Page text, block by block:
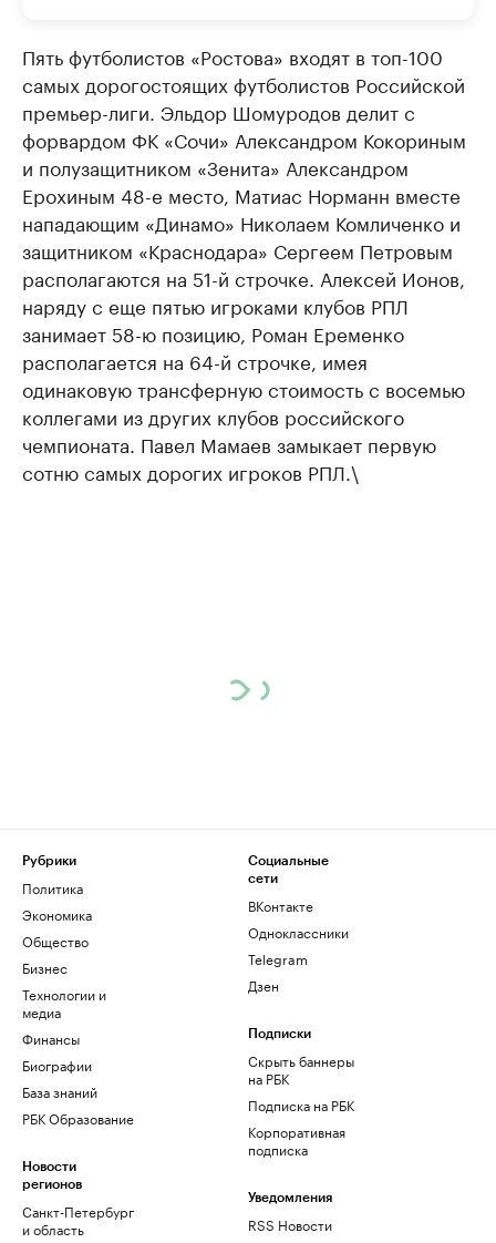
Пять футболистов «Ростова» входят в топ-100
самых дорогостоящих футболистов Российской
премьер-лиги. Эльдор Шомуродов делит с
форвардом ФК «Сочи» Александром Кокориным
и полузащитником «Зенита» Александром
Ерохиным 48-е место, Матиас Норманн вместе
нападающим «Динамо» Николаем Комличенко и
защитником «Краснодара» Сергеем Петровым
располагаются на 51-й строчке. Алексей Ионов,
наряду с еще пятью игроками клубов РПЛ
занимает 58-ю позицию, Роман Еременко
располагается на 64-й строчке, имея
одинаковую трансферную стоимость с восемью
коллегами из других клубов российского
чемпионата. Павел Мамаев замыкает первую
сотню самых дорогих игроков РПЛ.\
Рубрики
Политика
Экономика
Общество
Бизнес
Технологии и
медиа
Финансы
Биографии
База знаний
РБК Образование
Новости
регионов
Санкт-Петербург
и область
Социальные
сети
ВКонтакте
Одноклассники
Telegram
Дзен
Подписки
Скрыть баннеры
на РБК
Подписка на РБК
Корпоративная
подписка
Уведомления
RSS Новости